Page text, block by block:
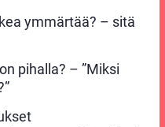
ymmärtää? – sitä
pihalla? – ”Miksi